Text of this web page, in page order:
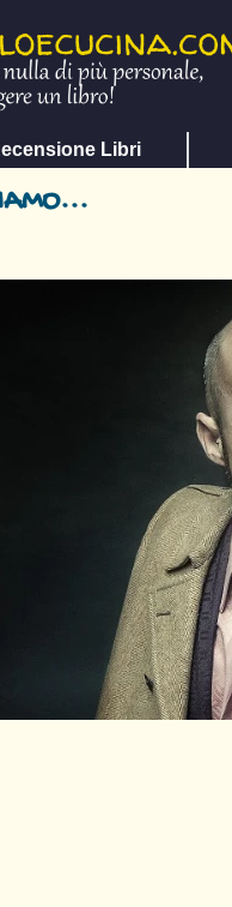
Libri